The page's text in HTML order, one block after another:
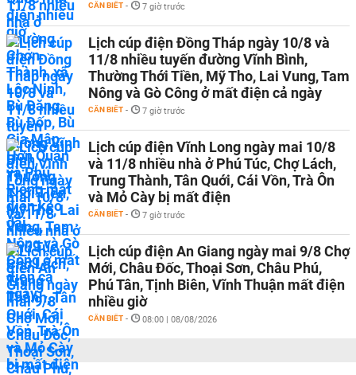
CẦN BIẾT - 7 giờ trước
Lịch cúp điện Đồng Tháp ngày 10/8 và
11/8 nhiều tuyến đường Vĩnh Bình,
Thường Thới Tiền, Mỹ Tho, Lai Vung, Tam
Nông và Gò Công ở mất điện cả ngày
CẦN BIẾT - 7 giờ trước
Lịch cúp điện Vĩnh Long ngày mai 10/8
và 11/8 nhiều nhà ở Phú Túc, Chợ Lách,
Trung Thành, Tân Quới, Cái Vồn, Trà Ôn
và Mỏ Cày bị mất điện
CẦN BIẾT - 7 giờ trước
Lịch cúp điện An Giang ngày mai 9/8 Chợ
Mới, Châu Đốc, Thoại Sơn, Châu Phú,
Phú Tân, Tịnh Biên, Vĩnh Thuận mất điện
nhiều giờ
CẦN BIẾT - 08:00 | 08/08/2026